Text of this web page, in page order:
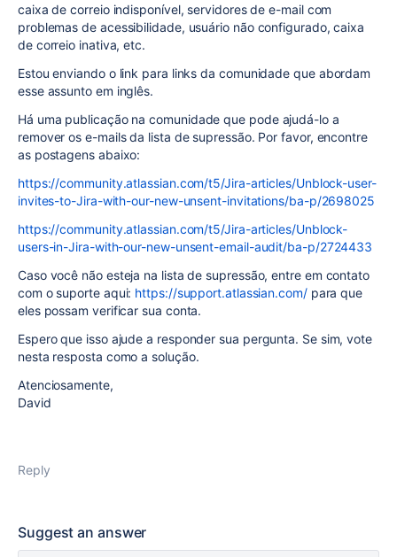
caixa de correio indisponível, servidores de e-mail com
problemas de acessibilidade, usuário não configurado, caixa
de correio inativa, etc.
Estou enviando o link para links da comunidade que abordam
esse assunto em inglês.
Há uma publicação na comunidade que pode ajudá-lo a
remover os e-mails da lista de supressão. Por favor, encontre
as postagens abaixo:
https://community.atlassian.com/t5/Jira-articles/Unblock-user-
invites-to-Jira-with-our-new-unsent-invitations/ba-p/2698025
https://community.atlassian.com/t5/Jira-articles/Unblock-
users-in-Jira-with-our-new-unsent-email-audit/ba-p/2724433
Caso você não esteja na lista de supressão, entre em contato
com o suporte aqui: https://support.atlassian.com/para que
eles possam verificar sua conta.
Espero que isso ajude a responder sua pergunta. Se sim, vote
nesta resposta como a solução.
Atenciosamente,
David
Reply
Suggest an answer